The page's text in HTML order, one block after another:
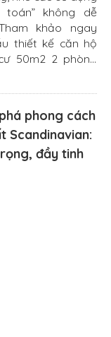
toán” không dễ
khảo ngay
thiết kế căn hộ
50m2 2 phòng
phong cách
Scandinavian:
đầy tinh